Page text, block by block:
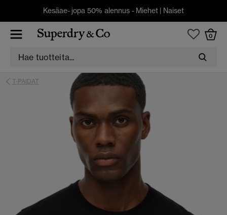
Kesäae- jopa 50% alennus - Miehet | Naiset
0
T-PAIDAT